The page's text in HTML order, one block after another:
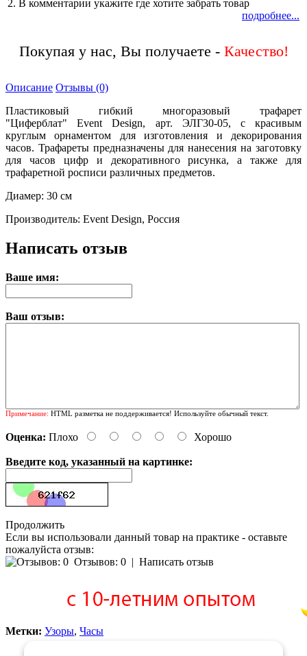
2. В комментарии укажите где хотите забрать товар
подробнее...
Покупая у нас, Вы получаете -
Описание Отзывы (0)
Пластиковый гибкий многоразовый трафарет
"Циферблат" Event Design, арт. ЭЛГ30-05, с красивым
круглым орнаментом для изготовления и декорирования
часов. Трафареты предназначены для нанесения на заготовку
для часов цифр и декоративного рисунка, а также для
трафаретной росписи различных предметов.
Диамер: 30 см
Производитель: Event Design, Россия
Написать отзыв
Ваше имя:
Ваш отзыв:
Примечание: HTML разметка не поддерживается! Используйте обычный текст.
Оценка: Плохо Хорошо
Введите код, указанный на картинке:
Продолжить
Если вы использовали данный товар на практике - оставьте
пожалуйста отзыв:
Отзывов: 0 | Написать отзыв
Метки: Узоры, Часы